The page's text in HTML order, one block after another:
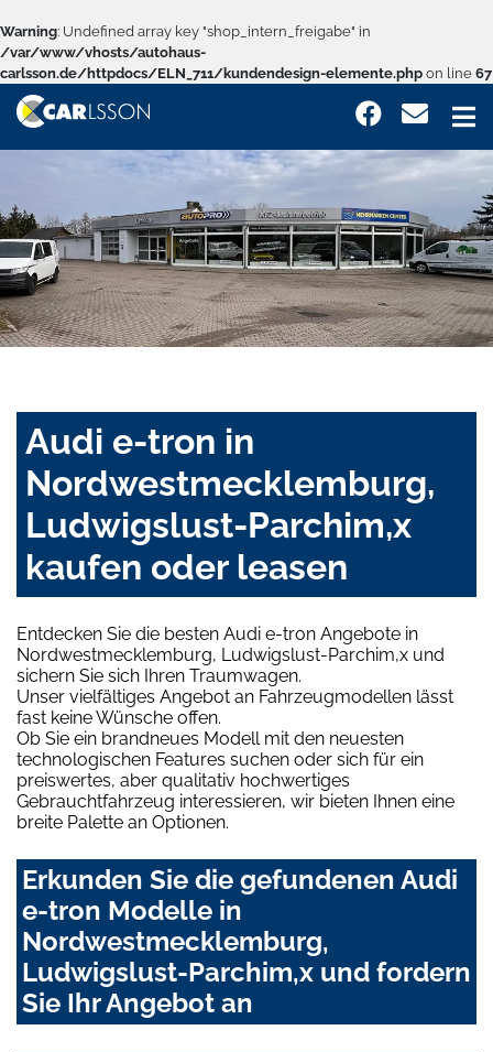
Warning: Undefined array key "shop_intern_freigabe" in
/var/www/vhosts/autohaus-
carlsson.de/httpdocs/ELN_711/kundendesign-elemente.php on line 67
Audi e-tron in
Nordwestmecklemburg,
Ludwigslust-Parchim,x
kaufen oder leasen
Entdecken Sie die besten Audi e-tron Angebote in
Nordwestmecklemburg, Ludwigslust-Parchim,x und
sichern Sie sich Ihren Traumwagen.
Unser vielfältiges Angebot an Fahrzeugmodellen lässt
fast keine Wünsche offen.
Ob Sie ein brandneues Modell mit den neuesten
technologischen Features suchen oder sich für ein
preiswertes, aber qualitativ hochwertiges
Gebrauchtfahrzeug interessieren, wir bieten Ihnen eine
breite Palette an Optionen.
Erkunden Sie die gefundenen Audi
e-tron Modelle in
Nordwestmecklemburg,
Ludwigslust-Parchim,x und fordern
Sie Ihr Angebot an